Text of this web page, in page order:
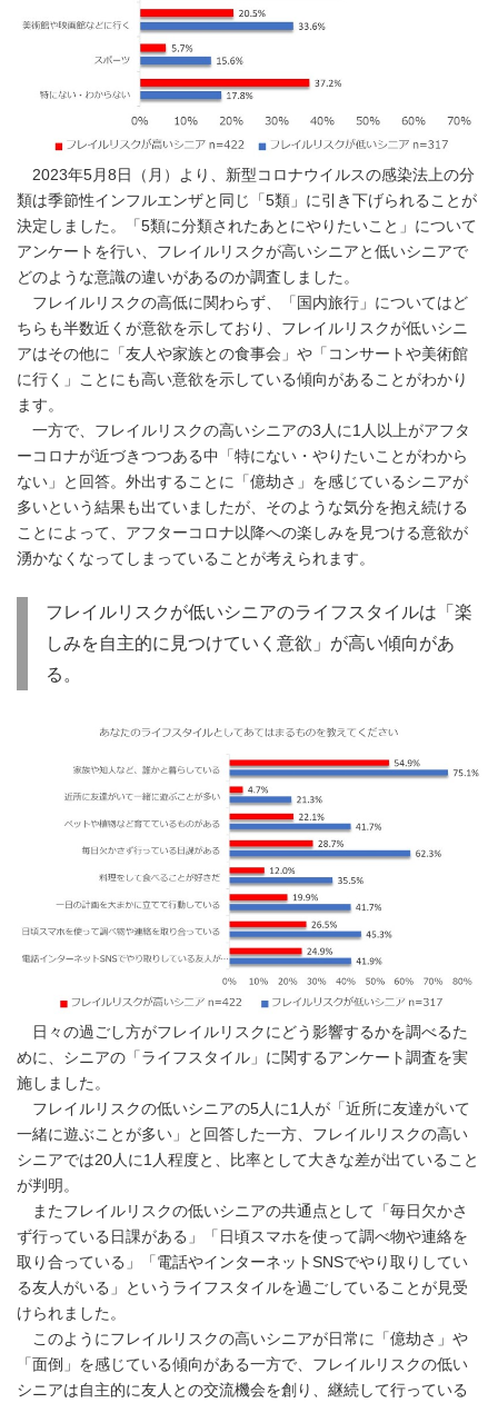
2023年5月8日（月）より、新型コロナウイルスの感染法上の分
類は季節性インフルエンザと同じ「5類」に引き下げられることが
決定しました。「5類に分類されたあとにやりたいこと」について
アンケートを行い、フレイルリスクが高いシニアと低いシニアで
どのような意識の違いがあるのか調査しました。
フレイルリスクの高低に関わらず、「国内旅行」についてはど
ちらも半数近くが意欲を示しており、フレイルリスクが低いシニ
アはその他に「友人や家族との食事会」や「コンサートや美術館
に行く」ことにも高い意欲を示している傾向があることがわかり
ます。
一方で、フレイルリスクの高いシニアの3人に1人以上がアフタ
ーコロナが近づきつつある中「特にない・やりたいことがわから
ない」と回答。外出することに「億劫さ」を感じているシニアが
多いという結果も出ていましたが、そのような気分を抱え続ける
ことによって、アフターコロナ以降への楽しみを見つける意欲が
湧かなくなってしまっていることが考えられます。
フレイルリスクが低いシニアのライフスタイルは「楽
しみを自主的に見つけていく意欲」が高い傾向があ
る。
日々の過ごし方がフレイルリスクにどう影響するかを調べるた
めに、シニアの「ライフスタイル」に関するアンケート調査を実
施しました。
フレイルリスクの低いシニアの5人に1人が「近所に友達がいて
一緒に遊ぶことが多い」と回答した一方、フレイルリスクの高い
シニアでは20人に1人程度と、比率として大きな差が出ていること
が判明。
またフレイルリスクの低いシニアの共通点として「毎日欠かさ
ず行っている日課がある」「日頃スマホを使って調べ物や連絡を
取り合っている」「電話やインターネットSNSでやり取りしてい
る友人がいる」というライフスタイルを過ごしていることが見受
けられました。
このようにフレイルリスクの高いシニアが日常に「億劫さ」や
「面倒」を感じている傾向がある一方で、フレイルリスクの低い
シニアは自主的に友人との交流機会を創り、継続して行っている